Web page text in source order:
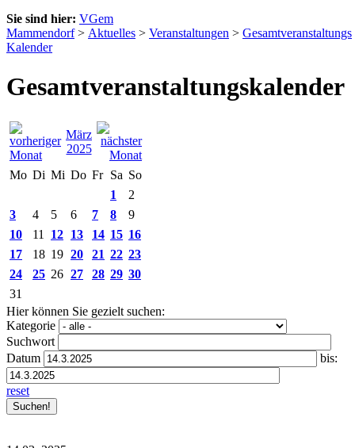
Sie sind hier: VGem
Mammendorf> Aktuelles > Veranstaltungen > Gesamtveranstaltungs
Kalender
Gesamtveranstaltungskalender
März
2025
Mo Di Mi Do Fr Sa So
1
2
3
4 5 6 7 8
9
10
11 12 13 14 15 16
17
18 19 20 21 22 23
24
25 26 27 28 29 30
31
Hier können Sie gezielt suchen:
Kategorie
Suchwort
Datum
bis:
reset